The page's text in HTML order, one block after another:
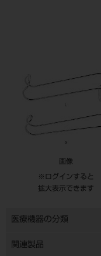
画像
※ログインすると
拡大表示できます
医療機器の分類
関連製品